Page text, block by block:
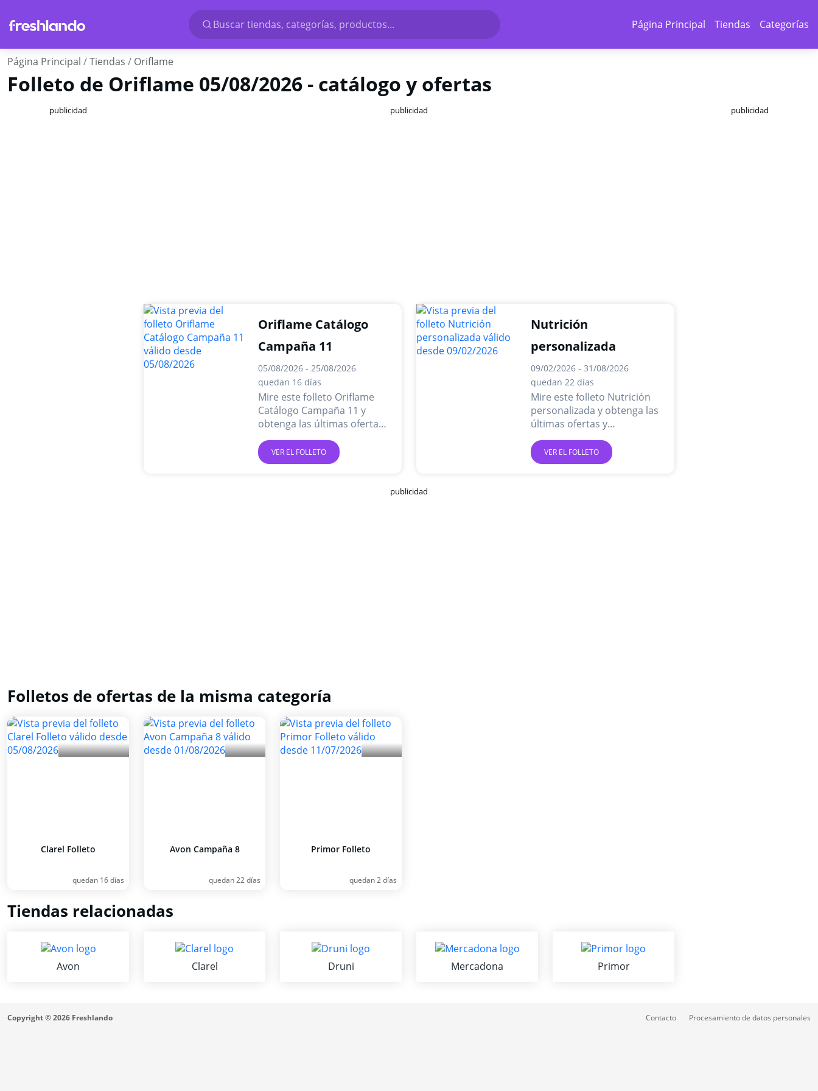
Buscar tiendas, categorías, productos... Página Principal Tiendas Categorías
Página Principal Tiendas Oriflame
Folleto de Oriflame 05/08/2026 - catálogo y ofertas
publicidad publicidad
Oriflame Catálogo
Campaña 11
05/08/2026 - 25/08/2026
quedan 16 días
Mire este folleto Oriflame
Catálogo Campaña 11 y
obtenga las últimas ofertas y
promociones en línea.
VER EL FOLLETO
Nutrición
personalizada
09/02/2026 - 31/08/2026
quedan 22 días
Mire este folleto Nutrición
personalizada y obtenga las
últimas ofertas y
promociones en línea.
VER EL FOLLETO
publicidad
publicidad
Folletos de ofertas de la misma categoría
Clarel Folleto
quedan 16 días
Avon Campaña 8
quedan 22 días
Primor Folleto
quedan 2 días
Tiendas relacionadas
Avon Clarel Druni Mercadona Primor
Contacto Procesamiento de datos personales
Copyright © 2026 Freshlando